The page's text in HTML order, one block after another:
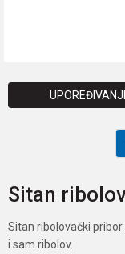
Sitan
Sitan ribolovački
i sam ribolov.